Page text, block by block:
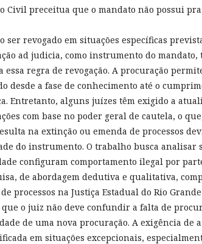
Civil preceitua que o mandato não possui
ser revogado em situações específicas
ad judicia, como instrumento do mandato,
essa regra de revogação. A procuração
desde a fase de conhecimento até o
Entretanto, alguns juízes têm exigido a
com base no poder geral de cautela, o
na extinção ou emenda de processos
do instrumento. O trabalho busca analisar
configuram comportamento ilegal por
de abordagem dedutiva e qualitativa,
processos na Justiça Estadual do Rio
o juiz não deve confundir a falta de
de uma nova procuração. A exigência de
em situações excepcionais,